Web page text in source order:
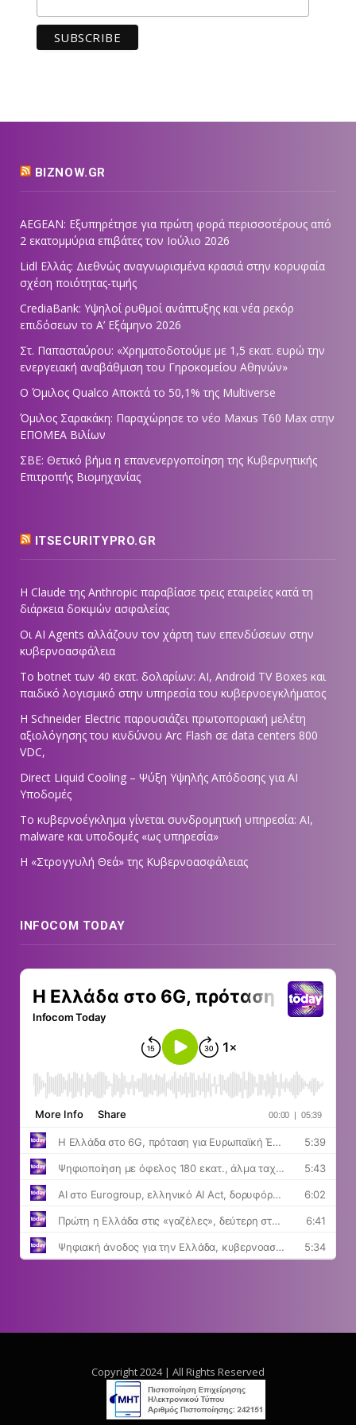
BIZNOW.GR
AEGEAN: Εξυπηρέτησε για πρώτη φορά περισσοτέρους από
2 εκατομμύρια επιβάτες τον Ιούλιο 2026
Lidl Ελλάς: Διεθνώς αναγνωρισμένα κρασιά στην κορυφαία
σχέση ποιότητας-τιμής
CrediaBank: Υψηλοί ρυθμοί ανάπτυξης και νέα ρεκόρ
επιδόσεων το Α’ Εξάμηνο 2026
Στ. Παπασταύρου: «Χρηματοδοτούμε με 1,5 εκατ. ευρώ την
ενεργειακή αναβάθμιση του Γηροκομείου Αθηνών»
Ο Όμιλος Qualco Αποκτά το 50,1% της Multiverse
Όμιλος Σαρακάκη: Παραχώρησε το νέο Maxus T60 Max στην
ΕΠΟΜΕΑ Βιλίων
ΣΒΕ: Θετικό βήμα η επανενεργοποίηση της Κυβερνητικής
Επιτροπής Βιομηχανίας
ITSECURITYPRO.GR
Η Claude της Anthropic παραβίασε τρεις εταιρείες κατά τη
διάρκεια δοκιμών ασφαλείας
Οι AI Agents αλλάζουν τον χάρτη των επενδύσεων στην
κυβερνοασφάλεια
Το botnet των 40 εκατ. δολαρίων: AI, Android TV Boxes και
παιδικό λογισμικό στην υπηρεσία του κυβερνοεγκλήματος
Η Schneider Electric παρουσιάζει πρωτοποριακή μελέτη
αξιολόγησης του κινδύνου Arc Flash σε data centers 800
VDC,
Direct Liquid Cooling – Ψύξη Υψηλής Απόδοσης για AI
Υποδομές
Το κυβερνοέγκλημα γίνεται συνδρομητική υπηρεσία: AI,
malware και υποδομές «ως υπηρεσία»
Η «Στρογγυλή Θεά» της Κυβερνοασφάλειας
INFOCOM TODAY
Copyright 2024 | All Rights Reserved